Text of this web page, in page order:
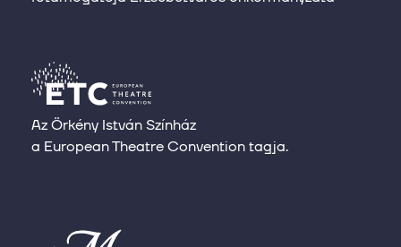
Az Örkény István Színház
a European Theatre Convention tagja.